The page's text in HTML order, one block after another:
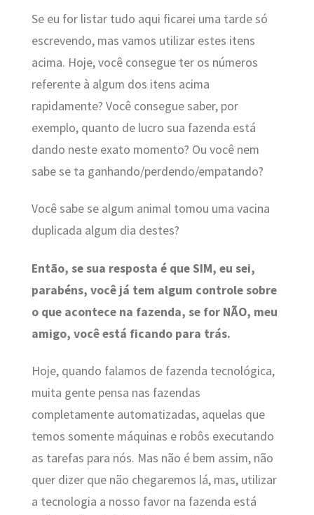
Se eu for listar tudo aqui ficarei uma tarde só
escrevendo, mas vamos utilizar estes itens
acima. Hoje, você consegue ter os números
referente à algum dos itens acima
rapidamente? Você consegue saber, por
exemplo, quanto de lucro sua fazenda está
dando neste exato momento? Ou você nem
sabe se ta ganhando/perdendo/empatando?
Você sabe se algum animal tomou uma vacina
duplicada algum dia destes?
Então, se sua resposta é que SIM, eu sei,
parabéns, você já tem algum controle sobre
o que acontece na fazenda, se for NÃO, meu
amigo, você está ficando para trás.
Hoje, quando falamos de fazenda tecnológica,
muita gente pensa nas fazendas
completamente automatizadas, aquelas que
temos somente máquinas e robôs executando
as tarefas para nós. Mas não é bem assim, não
quer dizer que não chegaremos lá, mas, utilizar
a tecnologia a nosso favor na fazenda está